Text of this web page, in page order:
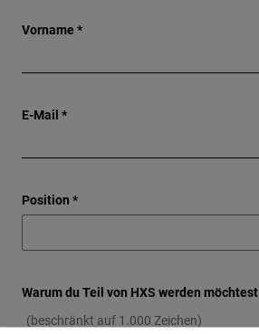
Vorname *
E-Mail *
Position *
Warum du Teil von HXS werden möchtest